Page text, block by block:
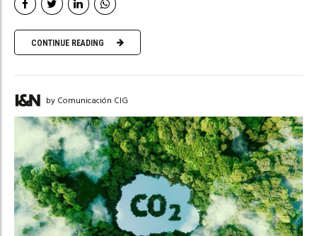
CONTINUE READING
by Comunicación CIG